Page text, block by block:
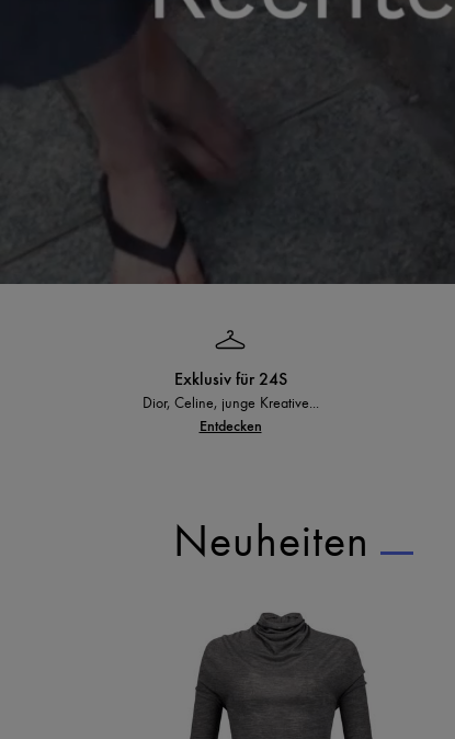
Exklusiv für 24S
Dior, Celine, junge Kreative...
Entdecken
Neuheiten